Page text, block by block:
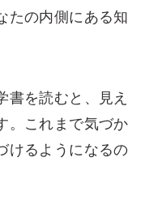
たの内側にある知
書を読むと、見え
。これまで気づか
けるようになるの